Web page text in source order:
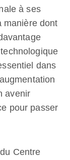
à ses
manière dont
dans
avenir
pour passer
Centre